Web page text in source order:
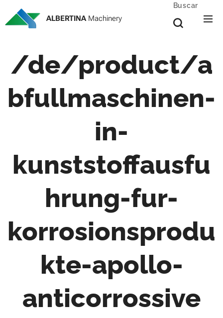
ALBERTINA Machinery
Buscar
/de/product/a
bfullmaschinen-
in-
kunststoffausfu
hrung-fur-
korrosionsprodu
kte-apollo-
anticorrossive